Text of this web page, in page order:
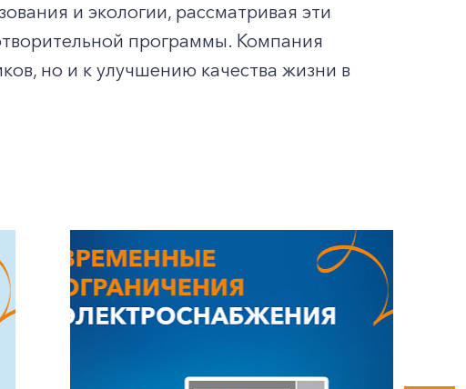
и экологии, рассматривая эти
программы. Компания
но и к улучшению качества жизни в